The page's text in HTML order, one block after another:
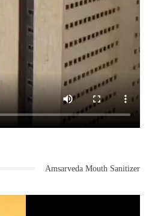
Amsarveda Mouth Sanitizer